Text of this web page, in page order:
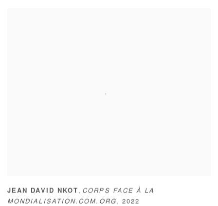
JEAN DAVID NKOT , CORPS FACE À LA
MONDIALISATION.COM.ORG, 2022